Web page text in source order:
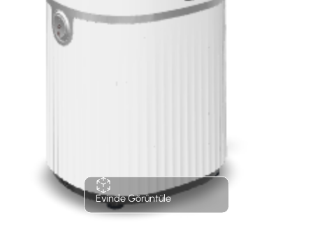
Evinde Görüntüle